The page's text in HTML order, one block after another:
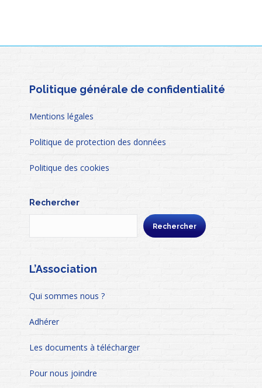
Politique générale de confidentialité
Mentions légales
Politique de protection des données
Politique des cookies
Rechercher
Rechercher
L’Association
Qui sommes nous ?
Adhérer
Les documents à télécharger
Pour nous joindre